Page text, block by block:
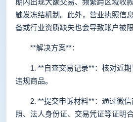
期内出现大额交易、频繁跨区域收
触发冻结机制。此外，营业执照信
备或行业资质缺失也会导致账户被限
**解决方案**：
1. **自查交易记录**：核对近期
违规商品。
2. **提交申诉材料**：通过微信
照、法人身份证、交易凭证等证明合